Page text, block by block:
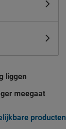
liggen
meegaat
producten